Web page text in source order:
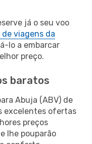
já o seu voo
viagens da
lo a embarcar
preço.
baratos
Abuja (ABV) de
excelentes ofertas
preços
lhe pouparão